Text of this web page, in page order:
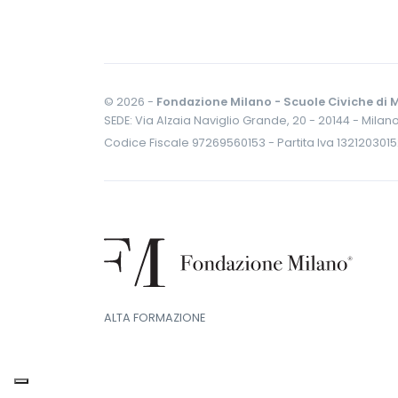
© 2026 - Fondazione Milano - Scuole Civiche di
SEDE: Via Alzaia Naviglio Grande, 20 - 20144 -
Codice Fiscale 97269560153 - Partita Iva
ALTA FORMAZIONE